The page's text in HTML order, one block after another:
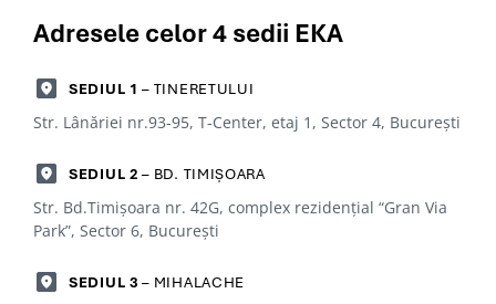
Adresele celor 4 sedii EKA
SEDIUL 1 – TINERETULUI
Str. Lânăriei nr.93-95, T-Center, etaj 1, Sector 4, Bucureşti
SEDIUL 2 – BD. TIMIȘOARA
Str. Bd.Timișoara nr. 42G, complex rezidențial “Gran Via
Park”, Sector 6, Bucureşti
SEDIUL 3 – MIHALACHE